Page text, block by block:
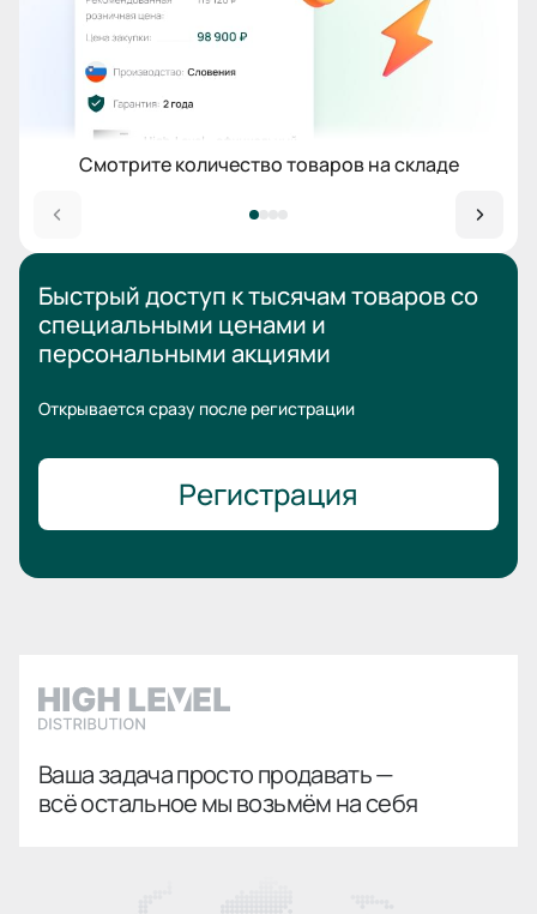
Смотрите количество товаров на складе
Быстрый доступ к тысячам товаровсо
специальными ценами и
персональными акциями
Открывается сразу после регистрации
Регистрация
Ваша задача просто продавать —
всё остальное мы возьмём на себя